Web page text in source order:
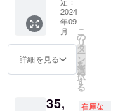
Selfish
feat.
shuffle
kings楽
曲
CD（Ar
ready？
/star:fr
H841m
m×W59
4mm・
サイン
入り／
小山田
雅貴・
斗・片
2024
年09
月
詳細を見る
こ
の
リ
タ
ー
ン
を
選
択
す
る
35, 在庫な